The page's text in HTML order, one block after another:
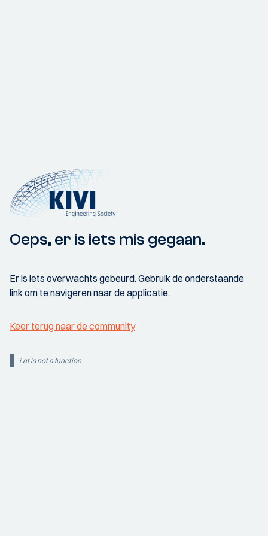
Oeps, er is iets mis gegaan.
Er is iets overwachts gebeurd. Gebruik de onderstaande
link om te navigeren naar de applicatie.
Keer terug naar de community
i.at is not a function